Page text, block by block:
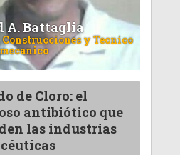
A. Battaglia
Construcciones y Tecnico
de Cloro: el
antibiótico que
las industrias